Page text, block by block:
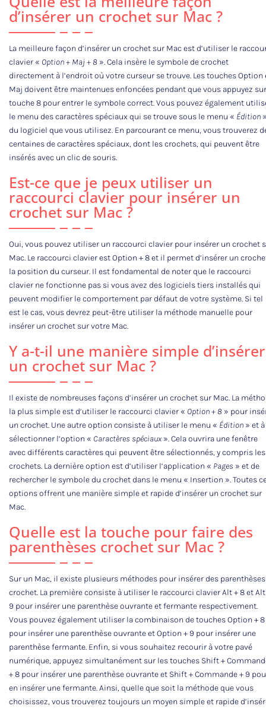
d’insérer un crochet sur Mac ?
La meilleure façon d’insérer un crochet sur Mac est d’utiliser le
clavier « Option + Maj + 8 ». Cela insère le symbole de crochet
directement à l’endroit où votre curseur se trouve. Les touches Option
Maj doivent être maintenues enfoncées pendant que vous appuyez
touche 8 pour entrer le symbole correct. Vous pouvez également
le menu des caractères spéciaux qui se trouve sous le menu « Édition
du logiciel que vous utilisez. En parcourant ce menu, vous trouverez
centaines de caractères spéciaux, dont les crochets, qui peuvent être
insérés avec un clic de souris.
Est-ce que je peux utiliser un
raccourci clavier pour insérer un
crochet sur Mac ?
Oui, vous pouvez utiliser un raccourci clavier pour insérer un crochet
Mac. Le raccourci clavier est Option + 8 et il permet d’insérer un
la position du curseur. Il est fondamental de noter que le raccourci
clavier ne fonctionne pas si vous avez des logiciels tiers installés qui
peuvent modifier le comportement par défaut de votre système. Si tel
est le cas, vous devrez peut-être utiliser la méthode manuelle pour
insérer un crochet sur votre Mac.
Y a-t-il une manière simple d’insérer
un crochet sur Mac ?
Il existe de nombreuses façons d’insérer un crochet sur Mac. La
la plus simple est d’utiliser le raccourci clavier « Option + 8 » pour
un crochet. Une autre option consiste à utiliser le menu « Édition » et à
sélectionner l’option « Caractères spéciaux». Cela ouvrira une fenêtre
avec différents caractères qui peuvent être sélectionnés, y compris les
crochets. La dernière option est d’utiliser l’application « Pages » et de
rechercher le symbole du crochet dans le menu « Insertion ». Toutes
options offrent une manière simple et rapide d’insérer un crochet sur
Mac.
Quelle est la touche pour faire des
parenthèses crochet sur Mac ?
Sur un Mac, il existe plusieurs méthodes pour insérer des parenthèses
crochet. La première consiste à utiliser le raccourci clavier Alt + 8 et Alt
9 pour insérer une parenthèse ouvrante et fermante respectivement.
Vous pouvez également utiliser la combinaison de touches Option + 8
pour insérer une parenthèse ouvrante et Option + 9 pour insérer une
parenthèse fermante. Enfin, si vous souhaitez recourir à votre pavé
numérique, appuyez simultanément sur les touches Shift +
+ 8 pour insérer une parenthèse ouvrante et Shift + Commande + 9
en insérer une fermante. Ainsi, quelle que soit la méthode que vous
choisissez, vous trouverez toujours un moyen simple et rapide